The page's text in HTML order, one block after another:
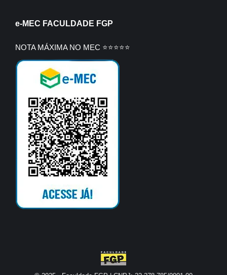
e-MEC FACULDADE FGP
NOTA MÁXIMA NO MEC ⭐⭐⭐⭐⭐